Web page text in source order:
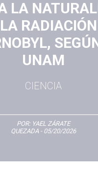
LA
UNAM
CIENCIA
POR: YAEL ZÁRATE
QUEZADA - 05/20/2026